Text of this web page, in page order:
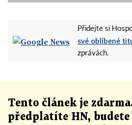
Přidejte si
své oblíbené
zprávách.
Tento článek je
předplatíte HN,